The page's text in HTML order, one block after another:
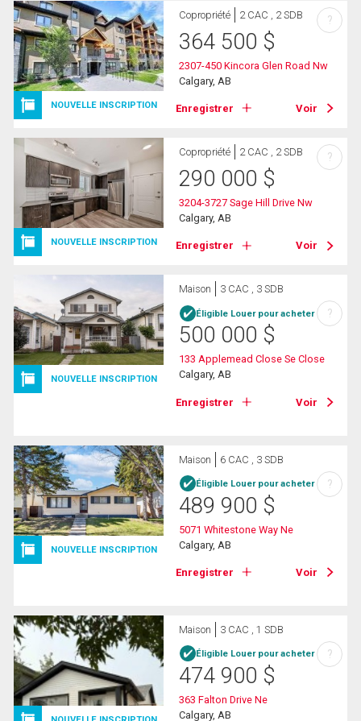
NOUVELLE INSCRIPTION
Copropriété 2 CAC , 2 SDB
364 500 $
2307-450 Kincora Glen Road Nw
Calgary, AB
Enregistrer Voir
?
NOUVELLE INSCRIPTION
Copropriété 2 CAC , 2 SDB
290 000 $
3204-3727 Sage Hill Drive Nw
Calgary, AB
Enregistrer Voir
?
NOUVELLE INSCRIPTION
Maison 3 CAC , 3 SDB
Éligible Louer pour acheter
500 000 $
133 Applemead Close Se Close
Calgary, AB
Enregistrer Voir
?
NOUVELLE INSCRIPTION
Maison 6 CAC , 3 SDB
Éligible Louer pour acheter
489 900 $
5071 Whitestone Way Ne
Calgary, AB
Enregistrer Voir
?
Maison 3 CAC , 1 SDB
Éligible Louer pour acheter
474 900 $
363 Falton Drive Ne
Calgary, AB
?